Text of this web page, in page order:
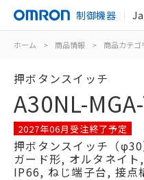
制御機器
ホーム > 商品情報 > 商品カテゴ
押ボタンスイッチ
A30NL-
2027年06月受注終了予定
押ボタンスイッチ（
ガード形, オルタネイ
IP66, ねじ端子台, 接